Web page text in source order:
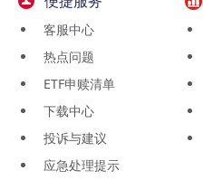
客服中心
热点问题
ETF申赎清单
下载中心
投诉与建议
应急处理提示